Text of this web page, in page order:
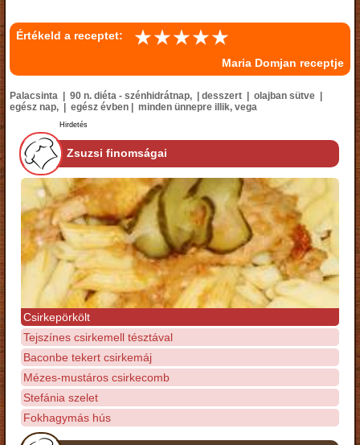
Értékeld a receptet:
Maria Domjan receptje
Palacsinta | 90 n. diéta - szénhidrátnap, | desszert | olajban sütve |
egész nap, | egész évben | minden ünnepre illik, vega
Hirdetés
Zsuzsi finomságai
Csirkepörkölt
Tejszínes csirkemell tésztával
Baconbe tekert csirkemáj
Mézes-mustáros csirkecomb
Stefánia szelet
Fokhagymás hús